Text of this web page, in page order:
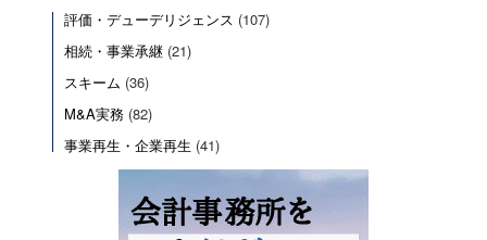
評価・デューデリジェンス (107)
相続・事業承継(21)
スキーム (36)
M&A実務(82)
事業再生・企業再生 (41)